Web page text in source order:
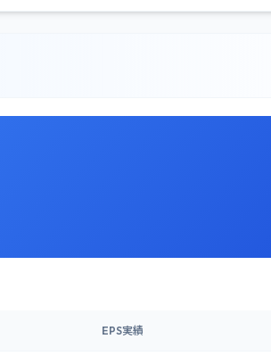
EPS実績